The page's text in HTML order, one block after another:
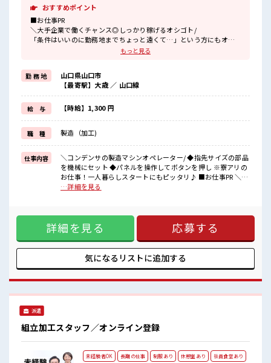
おすすめポイント
■お仕事PR
＼大手企業で働くチャンス◎しっかり稼げるオシゴト/
「条件はいいのに勤務地までちょっと遠くて…」という方にもオス
寮費は0円のワンルーム寮完備♪
TV/冷蔵庫/洗濯機/エアコンなどは備え付け！
駐車場完備なのでマイカー持ち込みOK◎出勤も帰宅もラクラクです
♪
《未経験の方もOK》
研修がしっかりあるので安心◎
イチからスキル・ステップUPしちゃいましょう↑↑
《制服あり》
制服・帽子・安全靴も無料で貸与されるので、
毎朝の服えらびに困ることもなくなります☆
■職場の雰囲気
《20代・30代の方カツヤク中*》
おいしい食堂あり！
近くにコンビニもあるためお昼ご飯にこまらない◎#ryo
もっと見る
勤 務 地
山口県山口市
【最寄駅】大歳 ／ 山口線
給 与 【時給】1,300 円
職 種 製造（加工)
仕事内容
＼コンデンサの製造マシンオペレーター/ ◆指先サイズの部品
を機械にセット ◆パネルを操作してボタンを押し ※寮アリの
お仕事！一人暮らしスタートにもピッタリ♪ ■お仕事PR ＼大
手企業で働くチャンス◎しっかり稼げるオシゴト/ 「条件はい
アコンなどは備え付け！ 駐車場完備なのでマイカー持ち込み
OK◎出勤も帰宅もラクラクです♪ 《未経験の方もOK》 研修
がしっかりあるので安心◎ イチからスキル・ステップUPしち
ゃいましょう↑↑ 《制服あり》 制服・帽子・安全靴も無料で
貸与されるので、 毎朝の服えらびに困ることもなくなります
カイテキな環境でお仕事できます♪ おいしい食堂あり！ 近く
にコンビニもあるためお昼ご飯にこまらない◎#ryo
…詳細を見る
詳細を見る 応募する
気になるリストに追加する
派遣
組立加工スタッフ／オンライン登録
未経験者OK 長期の仕事 制服あり 休憩室あり 社員食堂あり